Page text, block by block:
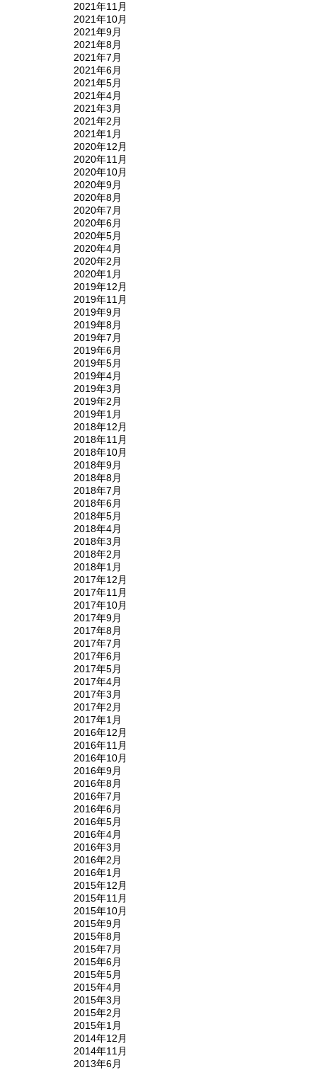
2021年11月
2021年10月
2021年9月
2021年8月
2021年7月
2021年6月
2021年5月
2021年4月
2021年3月
2021年2月
2021年1月
2020年12月
2020年11月
2020年10月
2020年9月
2020年8月
2020年7月
2020年6月
2020年5月
2020年4月
2020年2月
2020年1月
2019年12月
2019年11月
2019年9月
2019年8月
2019年7月
2019年6月
2019年5月
2019年4月
2019年3月
2019年2月
2019年1月
2018年12月
2018年11月
2018年10月
2018年9月
2018年8月
2018年7月
2018年6月
2018年5月
2018年4月
2018年3月
2018年2月
2018年1月
2017年12月
2017年11月
2017年10月
2017年9月
2017年8月
2017年7月
2017年6月
2017年5月
2017年4月
2017年3月
2017年2月
2017年1月
2016年12月
2016年11月
2016年10月
2016年9月
2016年8月
2016年7月
2016年6月
2016年5月
2016年4月
2016年3月
2016年2月
2016年1月
2015年12月
2015年11月
2015年10月
2015年9月
2015年8月
2015年7月
2015年6月
2015年5月
2015年4月
2015年3月
2015年2月
2015年1月
2014年12月
2014年11月
2013年6月